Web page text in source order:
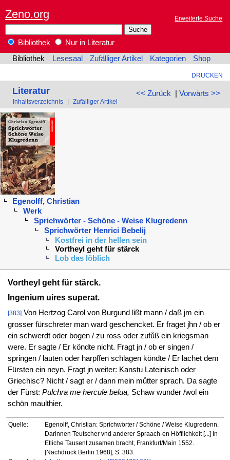
Zeno.org Erweiterte Suche
Bibliothek
Nur in Literatur
Bibliothek
Lesesaal Zufälliger Artikel Kategorien Shop
DRUCKEN
<< Zurück | Vorwärts >>
Literatur
Inhaltsverzeichnis Zufälliger Artikel
Egenolff, Christian
Werk
Sprichwörter - Schöne - Weise Klugredenn
Sprichwörter Henrici Bebelij
Kostfrei in der hellen sein
Vortheyl geht für stärck
Lob das löblich
Vortheyl geht für stärck.
Ingenium uires superat.
[383]Von Hertzog Carol von Burgund lißt mann / daß jm ein
grosser fürschreter man ward geschencket. Er fraget jhn / ob er
ein schwerdt oder bogen / zu ross oder zufůß ein kriegsman
were. Er sagte / Er köndte nicht. Fragt jn / ob er singen /
springen / lauten oder harpffen schlagen köndte / Er lachet dem
Fürsten ein neyn. Fragt jn weiter: Kanstu Lateinisch oder
Griechisc? Nicht / sagt er / dann mein můtter sprach. Da sagte
der Fürst: Pulchra me hercule belua, Schaw wunder /wol ein
schön maulthier.
Quelle:
Egenolff, Christian: Sprichwörter / Schöne / Weise Klugredenn.
Darinnen Teutscher vnd anderer Spraach-en Höfflichkeit [...] In
Etliche Tausent zusamen bracht, Frankfurt/Main 1552.
[Nachdruck Berlin 1968], S. 383.